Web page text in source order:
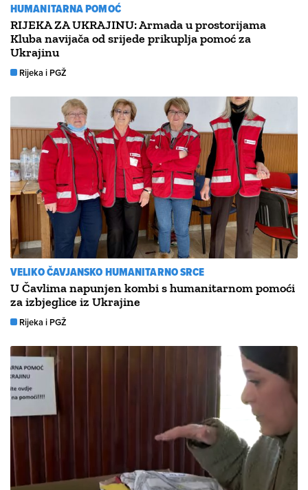
HUMANITARNA POMOĆ
RIJEKA ZA UKRAJINU: Armada u prostorijama
Kluba navijača od srijede prikuplja pomoć za
Ukrajinu
Rijeka i PGŽ
VELIKO ČAVJANSKO HUMANITARNO SRCE
U Čavlima napunjen kombi s humanitarnom pomoći
za izbjeglice iz Ukrajine
Rijeka i PGŽ